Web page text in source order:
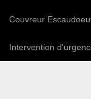
Couvreur
Intervention